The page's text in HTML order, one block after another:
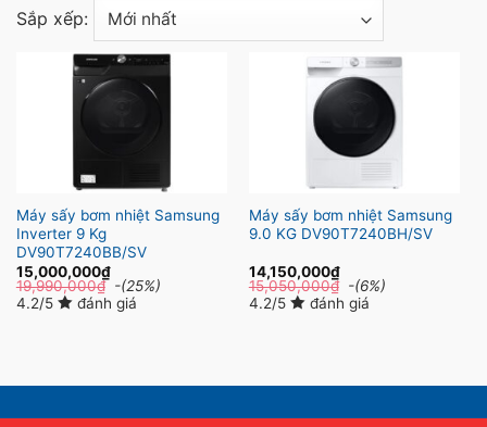
Sắp xếp:
Máy sấy bơm nhiệt Samsung
Inverter 9 Kg
DV90T7240BB/SV
15,000,000₫
19,990,000₫ -(25%)
4.2/5
đánh giá
Máy sấy bơm nhiệt Samsung
9.0 KG DV90T7240BH/SV
14,150,000₫
15,050,000₫ -(6%)
4.2/5
đánh giá